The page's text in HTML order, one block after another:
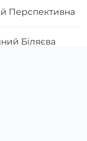
Перспективна
Біляєва